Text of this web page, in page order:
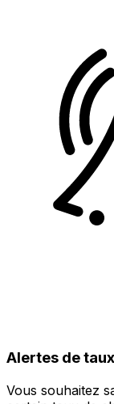
Alertes de
Vous souhaitez